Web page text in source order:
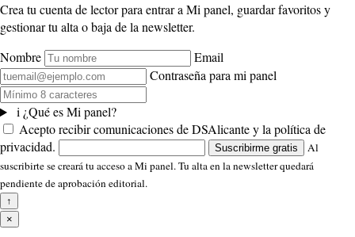
Crea tu cuenta de lector para entrar a Mi panel, guardar favoritos y
gestionar tu alta o baja de la newsletter.
Nombre
Email
Contraseña para mi panel
i ¿Qué es Mi panel?
Acepto recibir comunicaciones de DSAlicante y la política de
privacidad.
Suscribirme gratis
Al
suscribirte se creará tu acceso a Mi panel. Tu alta en la newsletter quedará
pendiente de aprobación editorial.
↑
×